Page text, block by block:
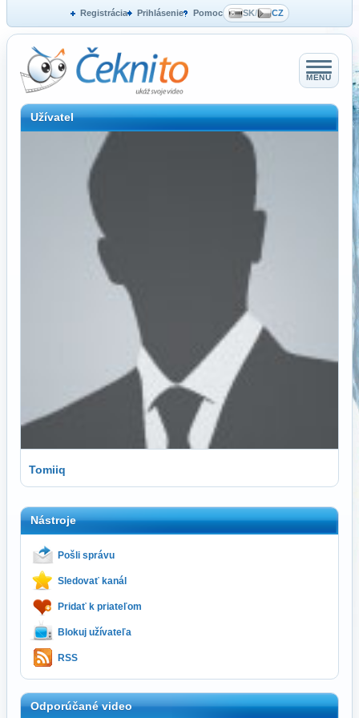
Registrácia Prihlásenie Pomoc SK/ CZ
MENU
Užívatel
Tomiiq
Nástroje
Pošli správu
Sledovať kanál
Pridať k priateľom
Blokuj užívateľa
RSS
Odporúčané video